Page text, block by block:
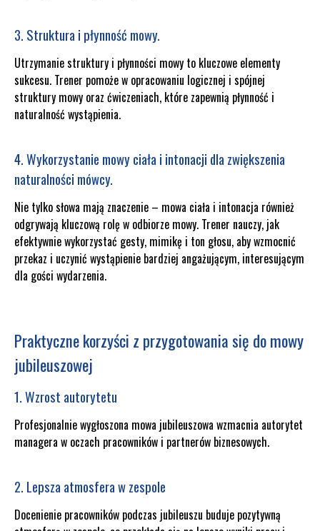
3. Struktura i płynność mowy.
Utrzymanie struktury i płynności mowy to kluczowe elementy
sukcesu. Trener pomoże w opracowaniu logicznej i spójnej
struktury mowy oraz ćwiczeniach, które zapewnią płynność i
naturalność wystąpienia.
4. Wykorzystanie mowy ciała i intonacji dla zwiększenia
naturalności mówcy.
Nie tylko słowa mają znaczenie – mowa ciała i intonacja również
odgrywają kluczową rolę w odbiorze mowy. Trener nauczy, jak
efektywnie wykorzystać gesty, mimikę i ton głosu, aby wzmocnić
przekaz i uczynić wystąpienie bardziej angażującym, interesującym
dla gości wydarzenia.
Praktyczne korzyści z przygotowania się do mowy
jubileuszowej
1. Wzrost autorytetu
Profesjonalnie wygłoszona mowa jubileuszowa wzmacnia autorytet
managera w oczach pracowników i partnerów biznesowych.
2. Lepsza atmosfera w zespole
Docenienie pracowników podczas jubileuszu buduje pozytywną